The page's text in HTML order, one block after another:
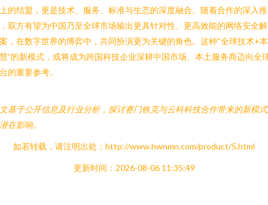
的结盟，更是技术、服务、标准与生态的深度融合。随着合作的深入推
双方有望为中国乃至全球市场输出更具针对性、更高效能的网络安全
，在数字世界的博弈中，共同扮演更为关键的角色。这种“全球技术+
”的新模式，或将成为跨国科技企业深耕中国市场、本土服务商迈向全
的重要参考。
基于公开信息及行业分析，探讨赛门铁克与云科科技合作带来的新模
在影响。
如若转载，请注明出处：http://www.hwnmn.com/product/5.html
更新时间：2026-08-06 11:35:49